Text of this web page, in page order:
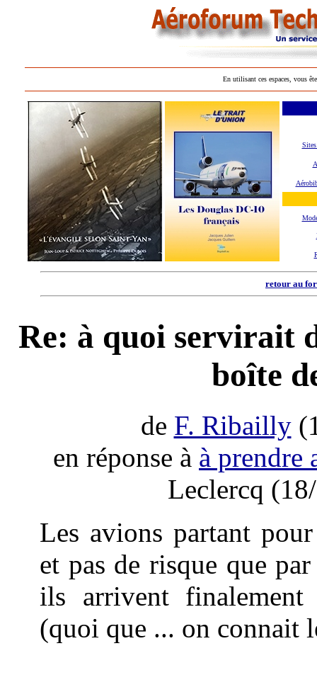
En utilisant ces espaces, vous
Sites
retour au
Re: à quoi servirait
boîte
de F. Ribailly
en réponse à à prendre
Leclercq
Les avions partant
et pas de risque que
ils arrivent finalement
(quoi que ... on connait